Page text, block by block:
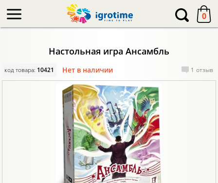
0
Настольная игра Ансамбль
код товара: 10421 Нет в наличии 1 отзыв